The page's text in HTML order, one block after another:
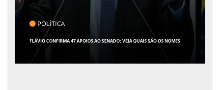
COTIDIANO
ARACAJU REGISTRA RECORDE NO IDEB E ALCANÇA 1° LUGAR EM CRESCIMENTO
ENTRE AS CAPITAIS DO NORDESTE